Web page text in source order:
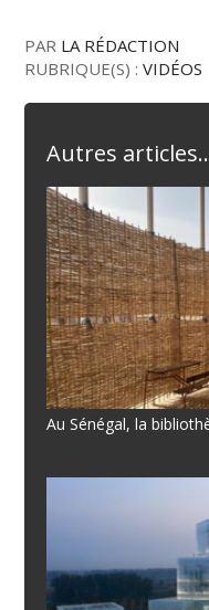
PAR LA RÉDACTION
RUBRIQUE(S) :VIDÉOS
Autres
Au Sénégal, la